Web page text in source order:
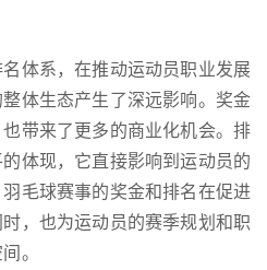
体系，在推动运动员职业发展
体生态产生了深远影响。奖金
带来了更多的商业化机会。排
体现，它直接影响到运动员的
毛球赛事的奖金和排名在促进
，也为运动员的赛季规划和职
。